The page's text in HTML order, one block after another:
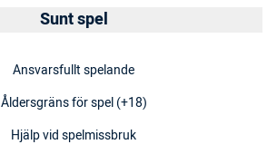
Sunt spel
Ansvarsfullt spelande
Åldersgräns för spel (+18)
Hjälp vid spelmissbruk